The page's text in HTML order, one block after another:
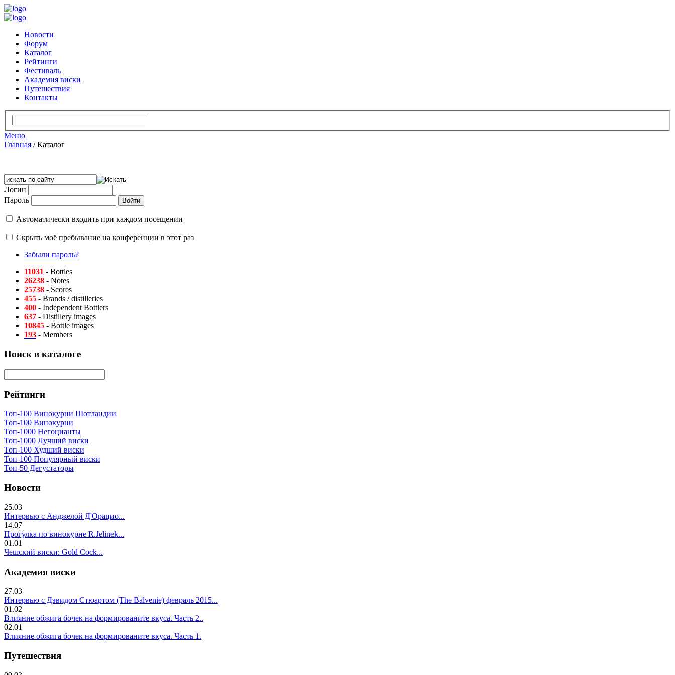
Новости
Форум
Каталог
Рейтинги
Фестиваль
Академия виски
Путешествия
Контакты
Меню
Главная /Каталог
Логин
Пароль
Автоматически входить при каждом посещении
Скрыть моё пребывание на конференции в этот раз
Забыли пароль?
11031 - Bottles
26238 - Notes
25738 - Scores
455 - Brands / distilleries
400 - Independent Bottlers
637 - Distillery images
10845 - Bottle images
193 - Members
Поиск в каталоге
Рейтинги
Топ-100 Винокурни Шотландии
Топ-100 Винокурни
Топ-1000 Негоцианты
Топ-1000 Лучший виски
Топ-100 Худший виски
Топ-100 Популярный виски
Топ-50 Дегустаторы
Новости
25.03
Интервью с Анджелой Д'Орацио...
14.07
Прогулка по винокурне R.Jelinek...
01.01
Чешский виски: Gold Cock...
Академия виски
27.03
Интервью с Дэвидом Стюартом (The Balvenie) февраль 2015...
01.02
Влияние обжига бочек на формированите вкуса. Часть 2..
02.01
Влияние обжига бочек на формированите вкуса. Часть 1.
Путешествия